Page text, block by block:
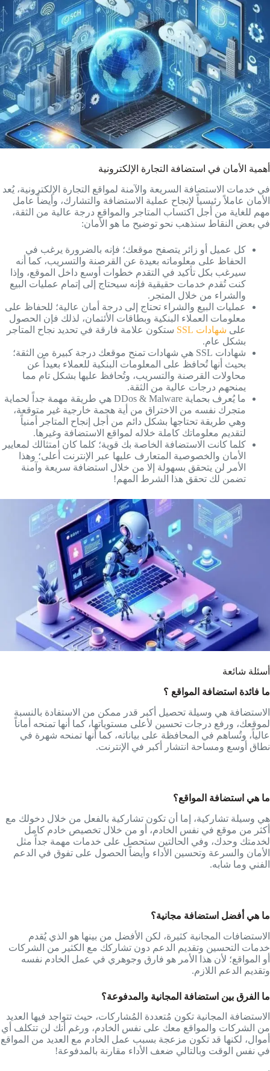
أهمية الأمان في استضافة التجارة الإلكترونية
في خدمات الاستضافة السريعة والآمنة لمواقع التجارة الإلكترونية، يُعد
الأمان عاملاً رئيسياً لإنجاح عملية الاستضافة والتشارك، وأيضاً عامل
مهم للغاية من أجل اكتساب المتاجر والمواقع درجة عالية من الثقة،
في بعض النقاط سنذهب نحو توضيح ما هو الأمان:
كل عميل أو زائر يتصفح موقعك؛ فإنه بالضرورة يرغب في
الحفاظ على معلوماته بعيدة عن القرصنة والتسريب، كما أنه
سيرغب بكل تأكيد في التقدم خطوات أوسع داخل الموقع، وإذا
كنت تُقدم خدمات حقيقية فإنه سيحتاج إلى إتمام عمليات البيع
والشراء من خلال المتجر.
عمليات البيع والشراء تحتاج إلى درجة أمان عالية؛ للحفاظ على
معلومات العملاء البنكية وبطاقات الأئتمان، لذلك فإن الحصول
على شهادات SSL
ستكون علامة فارقة في تحديد نجاح المتاجر
بشكل عام.
شهادات SSL هي شهادات تمنح موقعك درجة كبيرة من الثقة؛
بحيث أنها تُحافظ على المعلومات البنكية للعملاء بعيداً عن
محاولات القرصنة والتسريب، وتُحافظ عليها بشكل تام مما
يمنحهم درجات عالية من الثقة.
ما يُعرف بحماية DDos & Malware هي طريقة مهمة جداً لحماية
متجرك نفسه من الاختراق من أية هجمة خارجية غير متوقعة،
وهي طريقة تحتاجها بشكل دائم من أجل إنجاح المتاجر أمنياً
لتقديم معلوماتك كاملة خلاله لمواقع الاستضافة وغيرها.
كلما كانت الاستضافة الخاصة بك قوية؛ كلما كان امتثالك لمعايير
الأمان والخصوصية المتعارف عليها عبر الإنترنت أعلى؛ وهذا
الأمر لن يتحقق بسهولة إلا من خلال استضافة سريعة وآمنة
تضمن لك تحقق هذا الشرط المهم!
أسئلة شائعة
ما فائدة استضافة المواقع ؟
الاستضافة هي وسيلة تحصيل أكبر قدر ممكن من الاستفادة بالنسبة
لموقعك، ورفع درجات تحسين لأعلى مستوياتها، كما أنها تمنحه أماناً
عالياً، وتُساهم في المحافظة على بياناته، كما أنها تمنحه شهرة في
نطاق أوسع ومساحة انتشار أكبر في الإنترنت.
ما هي استضافة المواقع؟
هي وسيلة تشاركية، إما أن تكون تشاركية بالفعل من خلال دخولك مع
أكثر من موقع في نفس الخادم، أو من خلال تخصيص خادم كامل
لخدمتك وحدك، وفي الحالتين ستحصل على خدمات مهمة جداً مثل
الأمان والسرعة وتحسين الأداء وأيضاً الحصول على تفوق في الدعم
الفني وما شابه.
ما هي أفضل استضافة مجانية؟
الاستضافات المجانية كثيرة، لكن الأفضل من بينها هو الذي يُقدم
خدمات التحسين وتقديم الدعم دون تشاركك مع الكثير من الشركات
أو المواقع؛ لأن هذا الأمر هو فارق وجوهري في عمل الخادم نفسه
وتقديم الدعم اللازم.
ما الفرق بين استضافة المجانية والمدفوعة؟
الاستضافة المجانية تكون مُتعددة المُشاركات، حيث تتواجد فيها العديد
من الشركات والمواقع معك على نفس الخادم، ورغم أنك لن تتكلف أي
أموال، لكنها قد تكون مزعجة بسبب عمل الخادم مع العديد من المواقع
في نفس الوقت وبالتالي ضعف الأداء مقارنة بالمدفوعة!